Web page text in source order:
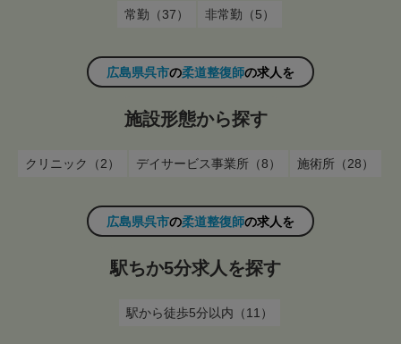
常勤（37） 非常勤（5）
広島県呉市の柔道整復師の求人を
施設形態から探す
クリニック（2） デイサービス事業所（8） 施術所（28）
広島県呉市の柔道整復師の求人を
駅ちか5分求人を探す
駅から徒歩5分以内（11）